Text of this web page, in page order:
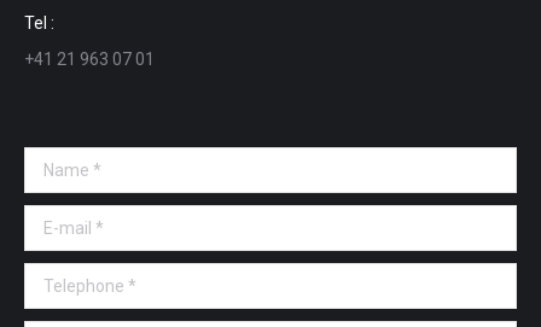
window
Tel :
+41 21 963 07 01
Name *
E-mail *
Telephone *